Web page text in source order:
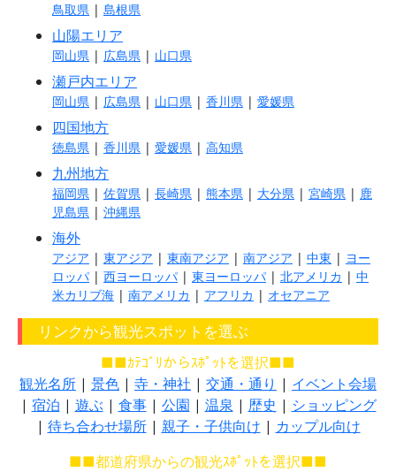
鳥取県 | 島根県
山陽エリア
岡山県 | 広島県 | 山口県
瀬戸内エリア
岡山県 | 広島県 | 山口県 | 香川県 | 愛媛県
四国地方
徳島県 | 香川県 | 愛媛県 | 高知県
九州地方
福岡県 | 佐賀県 | 長崎県 | 熊本県 | 大分県 | 宮崎県 | 鹿
児島県 | 沖縄県
海外
アジア | 東アジア | 東南アジア | 南アジア | 中東 | ヨー
ロッパ | 西ヨーロッパ | 東ヨーロッパ | 北アメリカ | 中
米カリブ海 | 南アメリカ | アフリカ | オセアニア
リンクから観光スポットを選ぶ
■■ｶﾃｺﾞﾘからｽﾎﾟｯﾄを選択■■
観光名所 | 景色 | 寺・神社 | 交通・通り | イベント会場
| 宿泊 | 遊ぶ| 食事| 公園 | 温泉 | 歴史 | ショッピング
| 待ち合わせ場所| 親子・子供向け | カップル向け
■■都道府県からの観光ｽﾎﾟｯﾄを選択■■